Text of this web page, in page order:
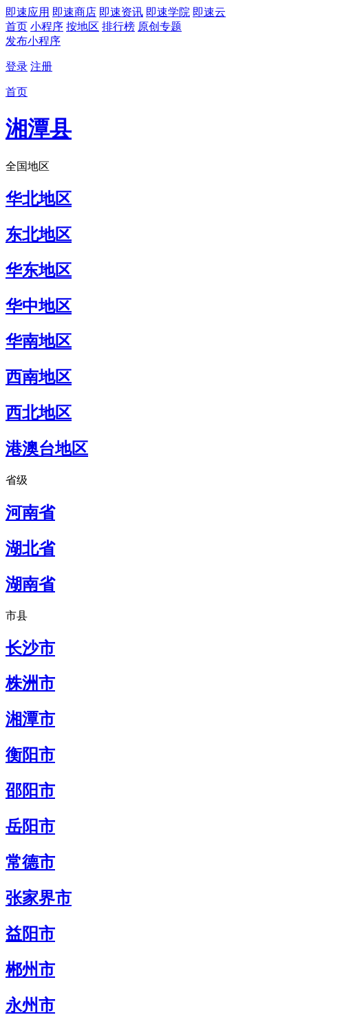
即速应用 即速商店 即速资讯 即速学院 即速云
首页 小程序 按地区 排行榜 原创专题
发布小程序
登录 注册
首页
湘潭县
全国地区
华北地区
东北地区
华东地区
华中地区
华南地区
西南地区
西北地区
港澳台地区
省级
河南省
湖北省
湖南省
市县
长沙市
株洲市
湘潭市
衡阳市
邵阳市
岳阳市
常德市
张家界市
益阳市
郴州市
永州市